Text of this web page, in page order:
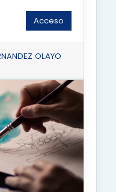
Acceso
OLAYO